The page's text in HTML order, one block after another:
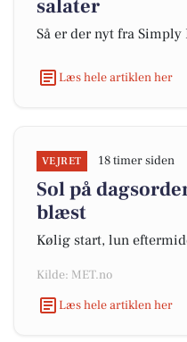
salater
Så er der nyt fra
Læs hele artiklen her
VEJRET 18 timer siden
Sol på
blæst
Kølig start, lun
Kilde: MET.no
Læs hele artiklen her